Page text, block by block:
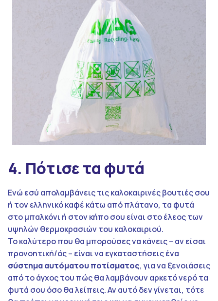
4. Πότισε τα φυτά
Ενώ εσύ απολαμβάνεις τις καλοκαιρινές βουτιές σου
ή τον ελληνικό καφέ κάτω από πλάτανο, τα φυτά
στο μπαλκόνι ή στον κήπο σου είναι στο έλεος των
υψηλών θερμοκρασιών του καλοκαιριού.
Το καλύτερο που θα μπορούσες να κάνεις – αν είσαι
προνοητική/ός – είναι να εγκαταστήσεις ένα
σύστημα αυτόματου ποτίσματος, για να ξενοιάσεις
από το άγχος του πώς θα λαμβάνουν αρκετό νερό τα
φυτά σου όσο θα λείπεις. Αν αυτό δεν γίνεται, τότε